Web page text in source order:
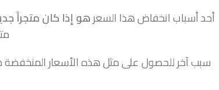
أحد أسباب انخفاض هذا السعرهو إذا كان متجراً
سبب آخر للحصول على مثل هذه الأسعار